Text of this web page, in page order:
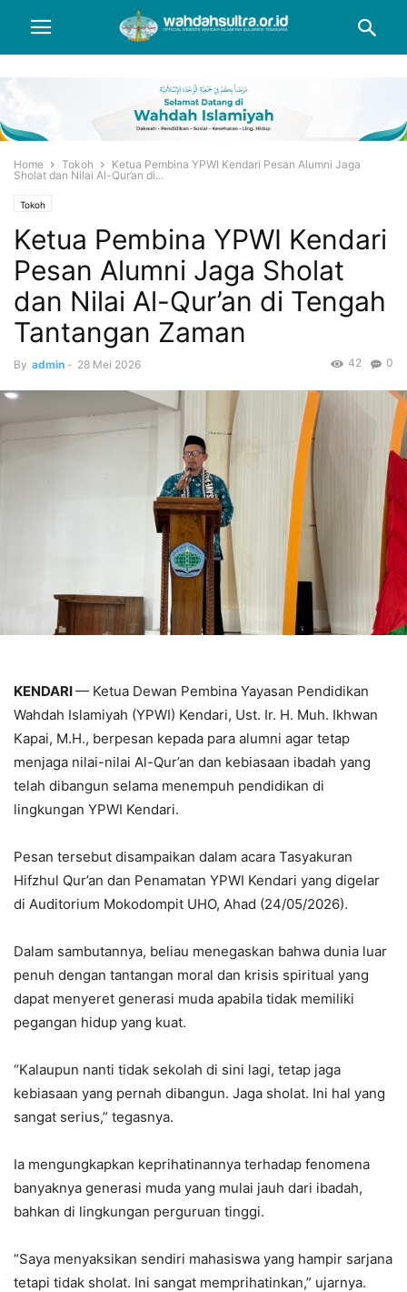
Home Tokoh
Ketua Pembina YPWI Kendari Pesan Alumni Jaga
Sholat dan Nilai Al-Qur’an di...
Tokoh
Ketua Pembina YPWI Kendari
Pesan Alumni Jaga Sholat
dan Nilai Al-Qur’an di Tengah
Tantangan Zaman
By admin - 28 Mei 2026 0
42
KENDARI— Ketua Dewan Pembina Yayasan Pendidikan
Wahdah Islamiyah (YPWI) Kendari, Ust. Ir. H. Muh. Ikhwan
Kapai, M.H., berpesan kepada para alumni agar tetap
menjaga nilai-nilai Al-Qur’an dan kebiasaan ibadah yang
telah dibangun selama menempuh pendidikan di
lingkungan YPWI Kendari.
Pesan tersebut disampaikan dalam acara Tasyakuran
Hifzhul Qur’an dan Penamatan YPWI Kendari yang digelar
di Auditorium Mokodompit UHO, Ahad (24/05/2026).
Dalam sambutannya, beliau menegaskan bahwa dunia luar
penuh dengan tantangan moral dan krisis spiritual yang
dapat menyeret generasi muda apabila tidak memiliki
pegangan hidup yang kuat.
“Kalaupun nanti tidak sekolah di sini lagi, tetap jaga
kebiasaan yang pernah dibangun. Jaga sholat. Ini hal yang
sangat serius,” tegasnya.
Ia mengungkapkan keprihatinannya terhadap fenomena
banyaknya generasi muda yang mulai jauh dari ibadah,
bahkan di lingkungan perguruan tinggi.
“Saya menyaksikan sendiri mahasiswa yang hampir sarjana
tetapi tidak sholat. Ini sangat memprihatinkan,” ujarnya.